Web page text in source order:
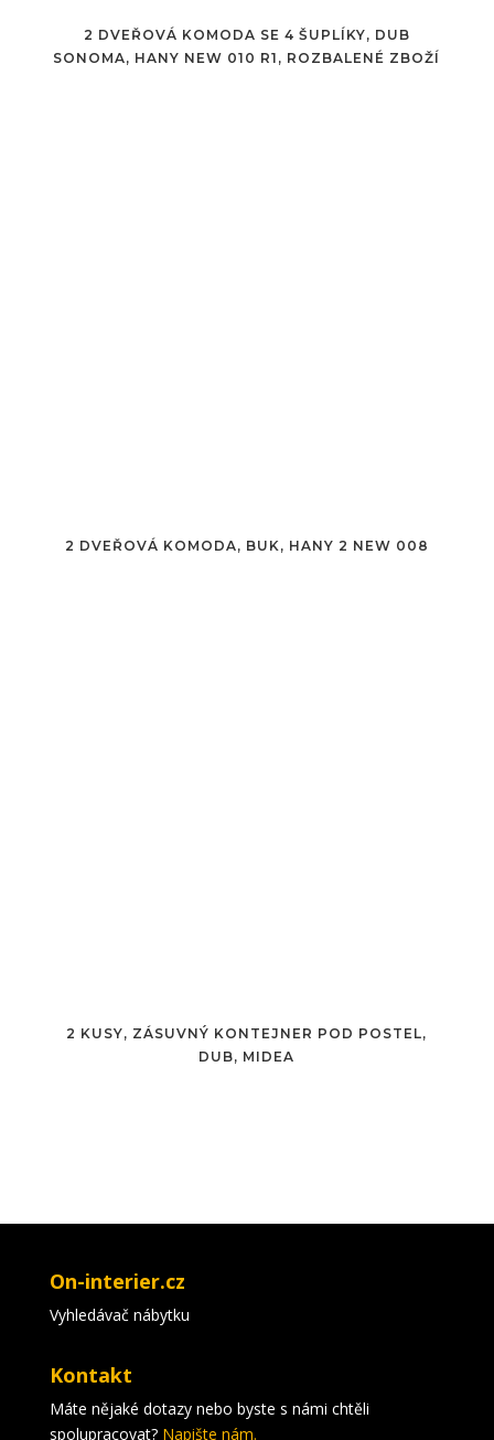
2 DVEŘOVÁ KOMODA SE 4 ŠUPLÍKY, DUB
SONOMA, HANY NEW 010 R1, ROZBALENÉ ZBOŽÍ
2 DVEŘOVÁ KOMODA, BUK, HANY 2 NEW 008
2 KUSY, ZÁSUVNÝ KONTEJNER POD POSTEL,
DUB, MIDEA
On-interier.cz
Vyhledávač nábytku
Kontakt
Máte nějaké dotazy nebo byste s námi chtěli
spolupracovat? Napište nám.